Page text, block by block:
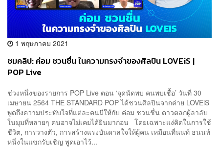
1 พฤษภาคม 2021
ชมคลิป: ค่อม ชวนชื่น ในความทรงจำของศิลปิน LOVEiS |
POP Live
ช่วงหนึ่งของรายการ POP Live ตอน ‘จุดนัดพบ คนพบเชื้อ’ วันที่ 30
เมษายน 2564 THE STANDARD POP ได้ชวนศิลปินจากค่าย LOVEiS
พูดถึงความประทับใจที่แต่ละคนมีให้กับ ค่อม ชวนชื่น ดาวตลกผู้ลาลับ
ในมุมที่หลายๆ คนอาจไม่เคยได้ยินมาก่อน โดยเฉพาะแง่คิดในการใช้
ชีวิต, การวางตัว, การสร้างแรงบันดาลใจให้ผู้คน เหมือนที่นนท์ ธนนท์
หนึ่งในแขกรับเชิญ พูดเอาไว้...